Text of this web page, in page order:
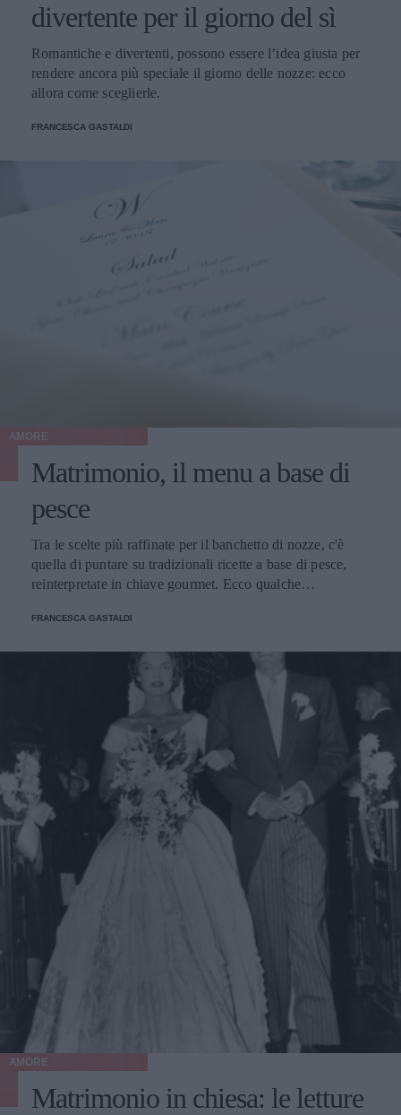
divertente per il giorno del sì
Romantiche e divertenti, possono essere l’idea giusta per
rendere ancora più speciale il giorno delle nozze: ecco
allora come sceglierle.
FRANCESCA GASTALDI
AMORE
Matrimonio, il menu a base di
pesce
Tra le scelte più raffinate per il banchetto di nozze, c'è
quella di puntare su tradizionali ricette a base di pesce,
reinterpretate in chiave gourmet. Ecco qualche
FRANCESCA GASTALDI
AMORE
Matrimonio in chiesa: le letture